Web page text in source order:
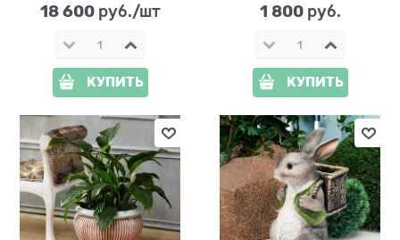
18 600 руб./шт
КУПИТЬ
1 800 руб.
КУПИТЬ